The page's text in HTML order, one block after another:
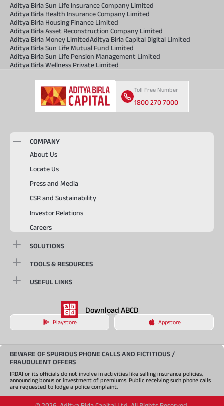
Aditya Birla Sun Life Insurance Company Limited
Aditya Birla Health Insurance Company Limited
Aditya Birla Housing Finance Limited
Aditya Birla Asset Reconstruction Company Limited
Aditya Birla Money LimitedAditya Birla Capital Digital Limited
Aditya Birla Sun Life Mutual Fund Limited
Aditya Birla Sun Life Pension Management Limited
Aditya Birla Wellness Private Limited
Toll Free Number
1800 270 7000
COMPANY
About Us
Locate Us
Press and Media
CSR and Sustainability
Investor Relations
Careers
SOLUTIONS
TOOLS & RESOURCES
USEFUL LINKS
Download ABCD
Playstore Appstore
BEWARE OF SPURIOUS PHONE CALLS AND FICTITIOUS /
FRAUDULENT OFFERS
IRDAI or its officials do not involve in activities like selling insurance policies,
announcing bonus or investment of premiums. Public receiving such phone calls
are requested to lodge a police complaint.